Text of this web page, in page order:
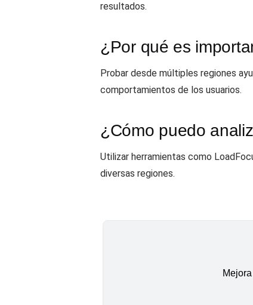
resultados.
¿Por qué es
Probar desde múltiples regiones
comportamientos de los usuarios.
¿Cómo puedo
Utilizar herramientas como
diversas regiones.